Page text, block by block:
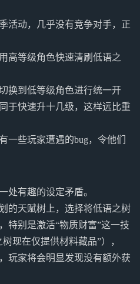
活动，几乎没有竞争对手，正
高等级角色快速清刷低语之
换到低等级角色进行统一开
于快速升十几级，这样远比重
一些玩家遭遇的bug，令他们
处有趣的设定矛盾。
的天赋树上，选择将低语之树
特别是激活“物质财富”这一技
现在仅提供材料藏品”），
玩家将会明显发现没有额外获